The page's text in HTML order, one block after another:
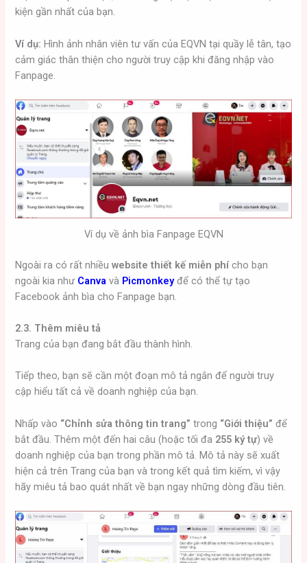
kiện gần nhất của bạn.
Ví dụ: Hình ảnh nhân viên tư vấn của EQVN tại quầy lễ tân, tạo
cảm giác thân thiện cho người truy cập khi đăng nhập vào
Fanpage.
Ví dụ về ảnh bìa Fanpage EQVN
Ngoài ra có rất nhiềuwebsite thiết kế miễn phí cho bạn
ngoài kia như Canva và Picmonkeyđể có thể tự tạo
Facebook ảnh bìa cho Fanpage bạn.
2.3. Thêm miêu tả
Trang của bạn đang bắt đầu thành hình.
Tiếp theo, bạn sẽ cần một đoạn mô tả ngắn để người truy
cập hiểu tất cả về doanh nghiệp của bạn.
Nhấp vào “Chỉnh sửa thông tin trang” trong “Giới thiệu” để
bắt đầu. Thêm một đến hai câu (hoặc tối đa 255 ký tự) về
doanh nghiệp của bạn trong phần mô tả. Mô tả này sẽ xuất
hiện cả trên Trang của bạn và trong kết quả tìm kiếm, vì vậy
hãy miêu tả bao quát nhất về bạn ngay những dòng đầu tiên.